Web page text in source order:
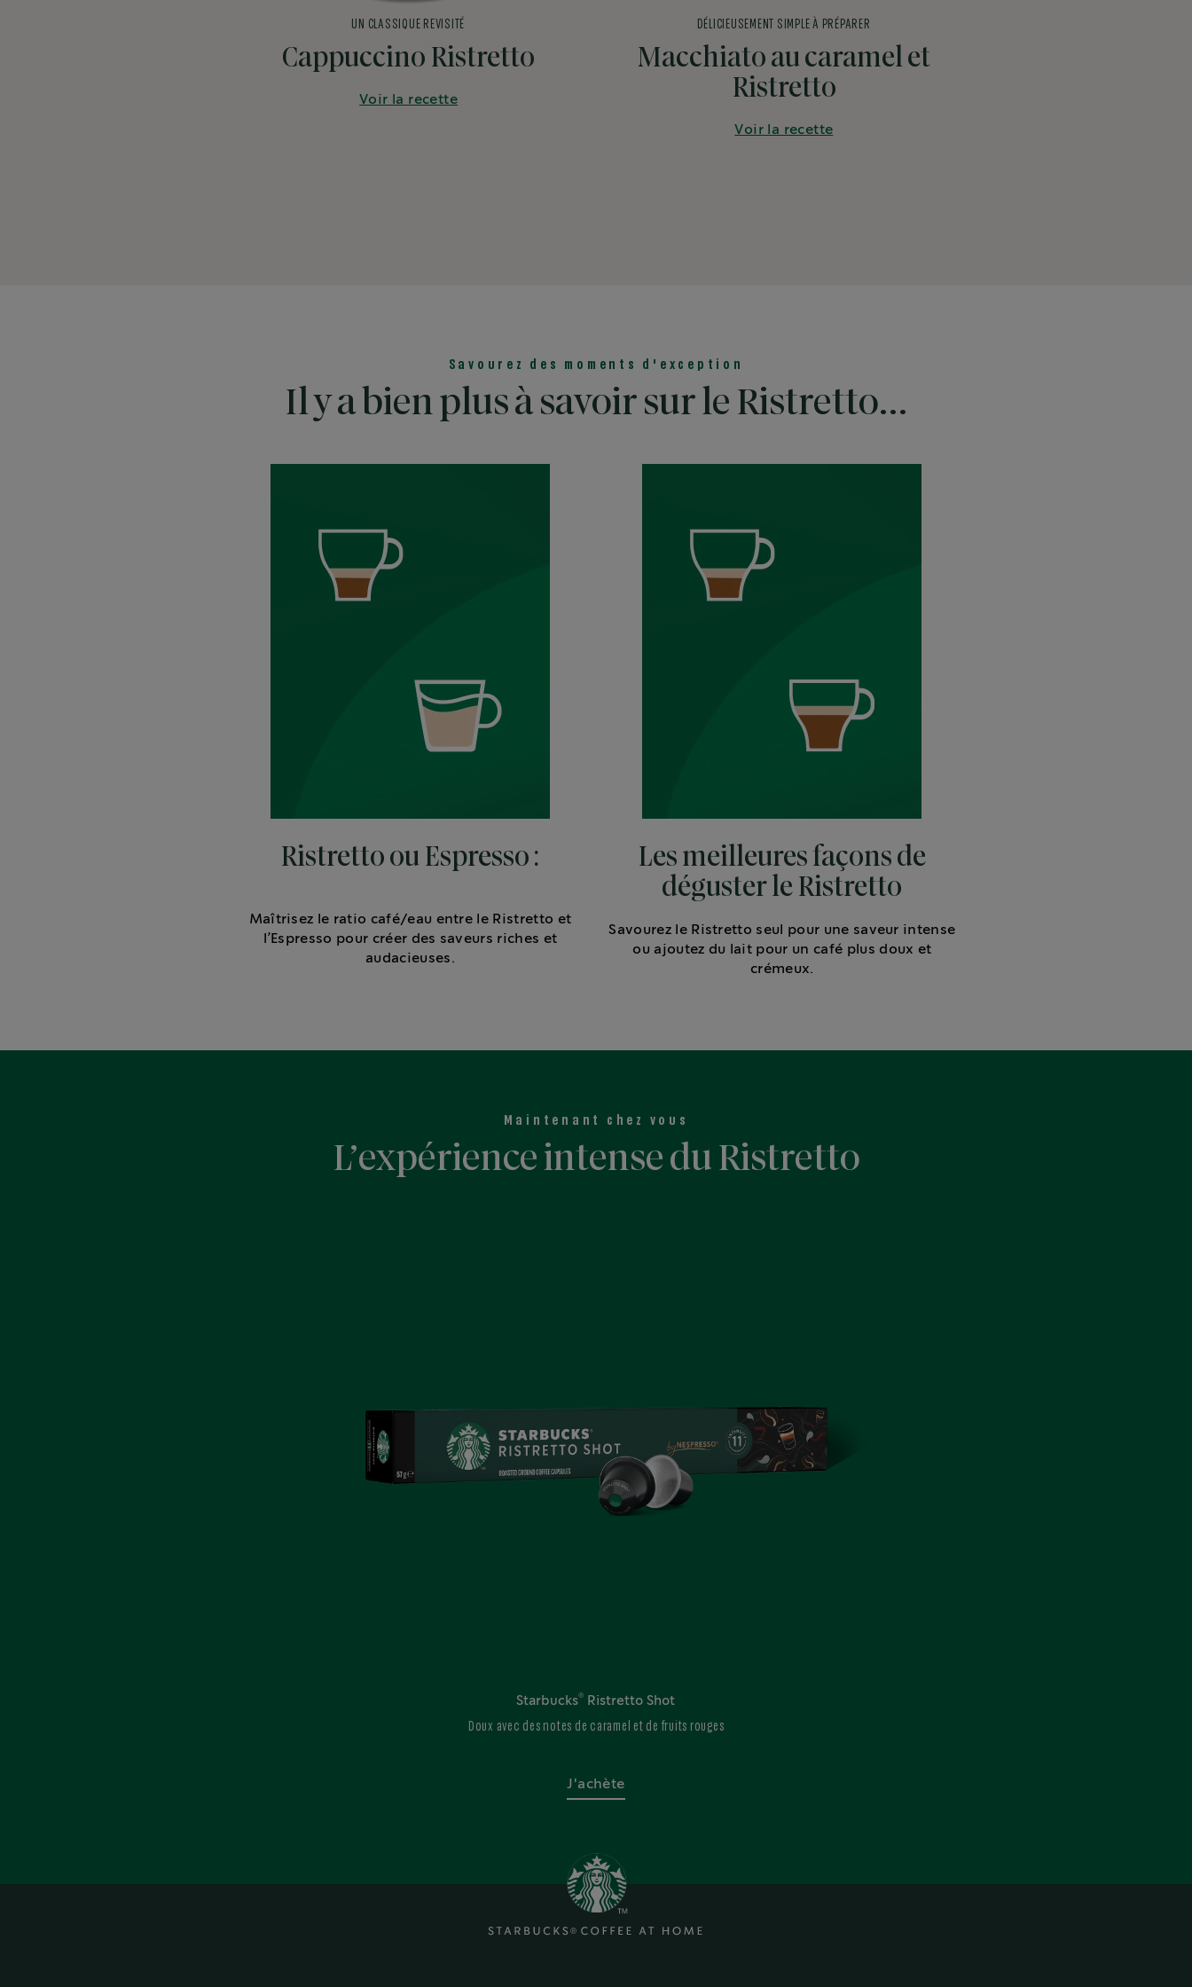
Cappuccino Ristretto
UN CLASSIQUE REVISITÉ
Voir la recette
Macchiato au caramel et
Ristretto
DÉLICIEUSEMENT SIMPLE À PRÉPARER
Voir la recette
Savourez des moments d'exception
Il y a bien plus à savoir sur le Ristretto…
Ristretto ou Espresso :
Maîtrisez le ratio café/eau entre le Ristretto et
l’Espresso pour créer des saveurs riches et
audacieuses.
Les meilleures façons de
déguster le Ristretto
Savourez le Ristretto seul pour une saveur intense
ou ajoutez du lait pour un café plus doux et
crémeux.
Maintenant chez vous
L’expérience intense du Ristretto
Starbucks® Ristretto Shot
Doux avec des notes de caramel et de fruits rouges
J'achète